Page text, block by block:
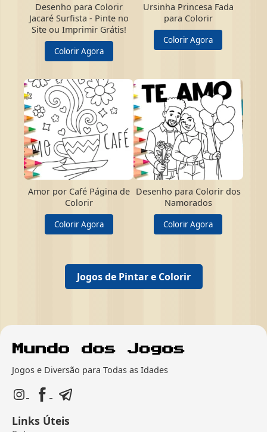
Desenho para Colorir
Jacaré Surfista - Pinte no
Site ou Imprimir Grátis!
Colorir Agora
Ursinha Princesa Fada
para Colorir
Colorir Agora
Amor por Café Página de
Colorir
Colorir Agora
Desenho para Colorir dos
Namorados
Colorir Agora
Jogos de Pintar e Colorir
Jogos e Diversão para Todas as Idades
Links Úteis